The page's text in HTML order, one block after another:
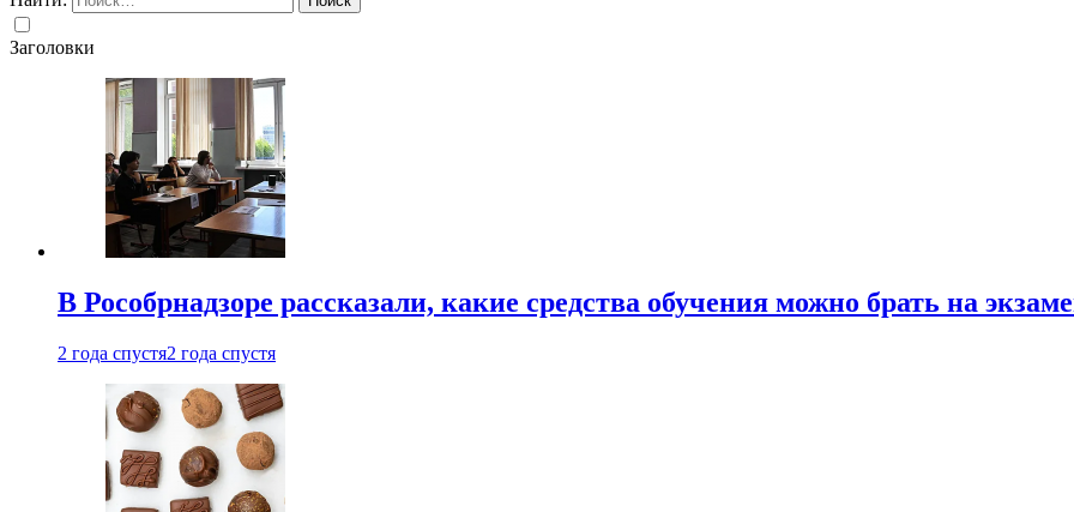
Заголовки
В Рособрнадзоре рассказали, какие средства обучения можно брать на
2 года спустя2 года спустя